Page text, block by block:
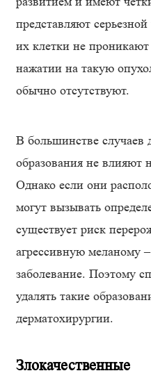
представляют
их клетки не
нажатии на такую
обычно отсутствуют.
В большинстве случаев
образования не влияют
Однако если они
могут вызывать
существует риск
агрессивную меланому
заболевание. Поэтому
удалять такие
дерматохирургии.
Злокачественные